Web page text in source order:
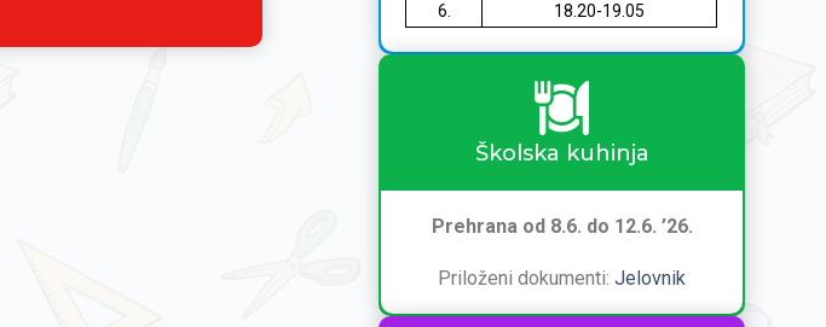
6.
18.20-19.05
Školska kuhinja
Prehrana od 8.6. do 12.6. ’26.
Priloženi dokumenti:Jelovnik